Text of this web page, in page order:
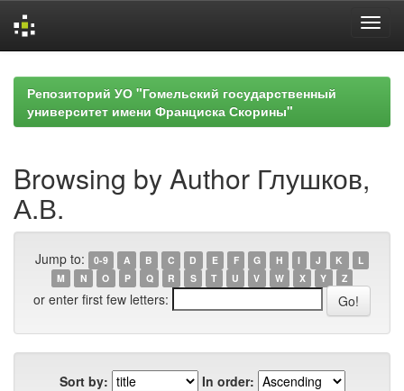
navigationРепозиторий УО "Гомельский государственный
университет имени Франциска Скорины"
Browsing by Author Глушков,
А.В.
Jump to: 0-9 A B C D E F G H I J K
L
M
N O P Q R S T U V W X Y Z
or enter first few letters:
Sort by:
In order: